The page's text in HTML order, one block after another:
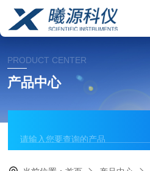
PRODUCT CENTER
产品中心